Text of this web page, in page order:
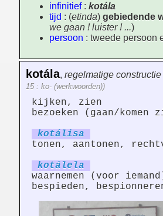
infinitief: kotála
tijd : (etinda) gebiedende
we gaan ! luister ! ...)
persoon : tweede persoon
kotála, regelmatige constructie
15 : ko- (werkwoorden))
kijken, zien
bezoeken (gaan/komen
kotálisa
tonen, aantonen,
kotálela
waarnemen (voor
bespieden,